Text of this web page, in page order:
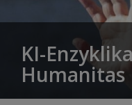
KI-
Humanitas